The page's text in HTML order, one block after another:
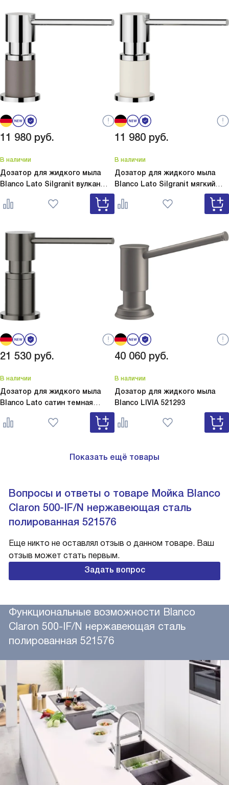
11 980 руб.
В наличии
Дозатор для жидкого мыла
Blanco Lato Silgranit вулкан
Lato Silgranit вулкан
серый 526954
11 980 руб.
В наличии
Дозатор для жидкого мыла
Blanco Lato Silgranit мягкий
Lato Silgranit мягкий
белый 526955
21 530 руб.
В наличии
Дозатор для жидкого мыла
Blanco Lato сатин темная
Lato сатин темная сталь
527743
40 060 руб.
В наличии
Дозатор для жидкого мыла
Blanco LIVIA 521293
Показать ещё товары
Вопросы и ответы о товаре Мойка Blanco
Claron 500-IF/N нержавеющая сталь
полированная 521576
Еще никто не оставлял отзыв о данном товаре. Ваш
отзыв может стать первым.
Задать вопрос
Функциональные возможности Blanco
Claron 500-IF/N нержавеющая сталь
полированная 521576